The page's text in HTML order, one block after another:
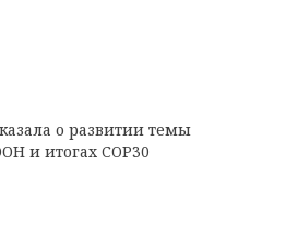
о развитии темы
и итогах COP30